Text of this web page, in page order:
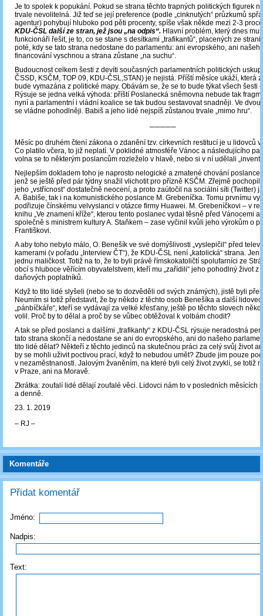
Je to spolek k popukání. Pokud se strana těchto trapných politických figurek
trvale nevolitelná. Již teď se její preference (podle „cinknutých“ průzkumů
agentur) pohybují hluboko pod pěti procenty, spíše však někde mezi 2-3
KDU-ČSL další ze stran, jež jsou „na odpis“. Hlavní problém, který dnes
funkcionáři řešit, je to, co se stane s desítkami „trafikantů“, placených ze
poté, kdy se tato strana nedostane do parlamentu: ani evropského, ani
financování vyschnou a strana zůstane „na suchu“.
Budoucnost celkem šesti z devíti současných parlamentních politických
ČSSD, KSČM, TOP 09, KDU-ČSL,STAN) je nejistá. Příští měsíce ukáží, která
bude vymazána z politické mapy. Obávám se, že se to bude týkat všech šesti
Rýsuje se jedna velká výhoda: příští Poslanecká sněmovna nebude tak
nyní a parlamentní i vládní koalice se tak budou sestavovat snadněji. Ve dvou
se vládne pohodlněji. Babiš a jeho lidé nejspíš zůstanou trvale „mimo hru“.
─────
Měsíc po druhém čtení zákona o zdanění tzv. církevních restitucí je u lidovců
Co platilo včera, to již neplatí. V poklidné atmosféře Vánoc a následujícího
volna se to některým poslancům rozleželo v hlavě, nebo si v ní udělali
Nejlepším dokladem toho je naprosto nelogické a zmatené chování poslance
jenž se ještě před pár týdny snažil vlichotit pro přízně KSČM. Zřejmě
jeho „vstřícnost“ dostatečně neocení, a proto zaútočil na sociální síti (Twitter)
A. Babiše, tak i na komunistického poslance M. Grebeníčka. Tomu prvnímu
podřizuje čínskému velvyslanci v otázce firmy Huawei. M. Grebeníčkovi – v
knihu „Ve znamení kříže“, kterou tento poslanec vydal těsně před Vánocemi a
společně s ministrem kultury A. Staňkem – zase vyčinil kvůli jeho výrokům o
Františkovi.
A aby toho nebylo málo, O. Benešík ve své domýšlivosti „vyslepičil“ před
kamerami (v pořadu „Interview ČT“), že KDU-ČSL není „katolická“ strana.
jednu maličkost. Totiž na to, že to byli právě římskokatoličtí spolufarníci ze
obcí s hluboce věřícím obyvatelstvem, kteří mu „zařídili“ jeho pohodlný život z
daňových poplatníků.
Když to tito lidé slyšeli (nebo se to dozvěděli od svých známých), jistě byli
Neumím si totiž představit, že by někdo z těchto osob Benešíka a další
„pánbíčkáře“, kteří se vydávají za velké křesťany, ještě po těchto slovech
volil. Proč by to dělal a proč by se vůbec obtěžoval k volbám chodit?
A tak se před poslanci a dalšími „trafikanty“ z KDU-ČSL rýsuje neradostná
tato strana skončí a nedostane se ani do evropského, ani do našeho
tito lidé dělat? Někteří z těchto jedinců na skutečnou práci za celý svůj život
by se mohli uživit poctivou prací, když to nebudou umět? Zbude jim pouze
v nezaměstnanosti. Jalovým žvaněním, na které byli celý život zvyklí, se totiž
v Praze, ani na Moravě.
Zkrátka: zoufalí lidé dělají zoufalé věci. Lidovci nám to v posledních měsících
a denně.
23. 1. 2019
‒ RJ ‒
Komentáře
Přidat komentář
Jméno:
Nadpis:
Text: